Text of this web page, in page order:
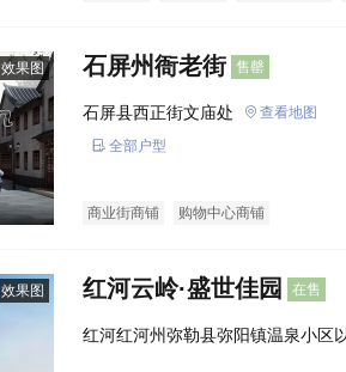
效果图 石屏州衙老街 售罄
石屏县西正街文庙处
查看地图
全部户型
商业街商铺 购物中心商铺
效果图 红河云岭·盛世佳园 在售
红河红河州弥勒县弥阳镇温泉小区